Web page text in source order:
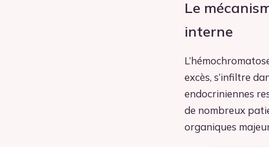
Le
interne
excès, s’infiltre
endocriniennes
de nombreux
organiques